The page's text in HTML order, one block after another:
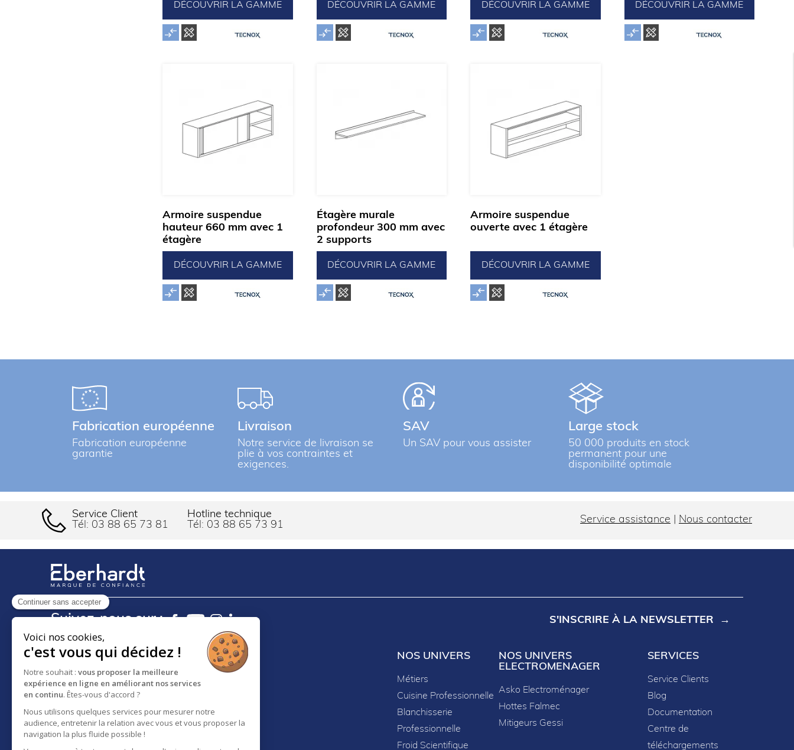
Continuer sans accepter
Voici nos cookies,
c'est vous qui décidez !
Notre souhait : vous proposer la meilleure
expérience en ligne en améliorant nos services
en continu. Êtes-vous d'accord ?
Nous utilisons quelques services pour mesurer notre
audience, entretenir la relation avec vous et vous proposer la
navigation la plus fluide possible !
DÉCOUVRIR LA GAMME DÉCOUVRIR LA GAMME DÉCOUVRIR LA GAMME DÉCOUVRIR LA GAMME
Armoire suspendue
hauteur 660 mm avec 1
étagère
DÉCOUVRIR LA GAMME
Étagère murale
profondeur 300 mm avec
2 supports
DÉCOUVRIR LA GAMME
Armoire suspendue
ouverte avec 1 étagère
DÉCOUVRIR LA GAMME
Fabrication européenne
Fabrication européenne
garantie
Livraison
Notre service de livraison se
plie à vos contraintes et
exigences.
SAV
Un SAV pour vous assister
Large stock
50 000 produits en stock
permanent pour une
disponibilité optimale
Service Client
Tél: 03 88 65 73 81
Hotline technique
Tél: 03 88 65 73 91 Service assistance Nous contacter
Suivez-nous sur : S'INSCRIRE À LA NEWSLETTER
18 RUE DES FRÈRES EBERTS
BP 30083 - F-67024
STRASBOURG CEDEX 1
03 88 65 73 81
A propos d'Eberhardt
NOS UNIVERS
Métiers
Cuisine Professionnelle
Blanchisserie
Professionnelle
Froid Scientifique
NOS UNIVERS
ELECTROMENAGER
Asko Electroménager
Hottes Falmec
Mitigeurs Gessi
SERVICES
Service Clients
Blog
Documentation
Centre de
téléchargements